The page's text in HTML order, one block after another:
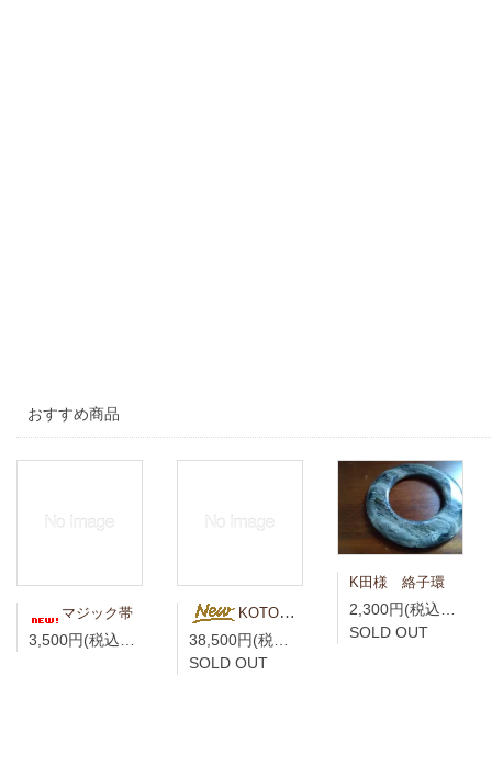
おすすめ商品
マジック帯
3,500円(税込3,850円)
KOTO様専用 青藍（せいらん）真言宗折五条 竹編柄 無紋
38,500円(税込42,350円)
SOLD OUT
K田様 絡子環
SOLD OUT